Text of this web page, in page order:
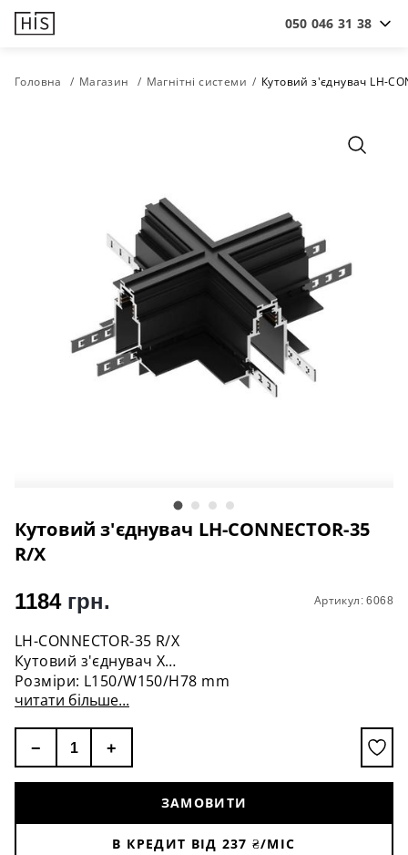
050 046 31 38
Головна Магазин Магнітні системи Кутовий з'єднувач LH-
Кутовий з'єднувач LH-CONNECTOR-35
R/Х
Артикул: 6068
1184 грн.
LH-CONNECTOR-35 R/Х
Кутовий з'єднувач Х
Розміри: L150/W150/H78 mm
монтажна глибина - 78 mm
гарантія - 3 роки
читати більше...
− +
ЗАМОВИТИ
В КРЕДИТ ВІД 237 ₴/МІС